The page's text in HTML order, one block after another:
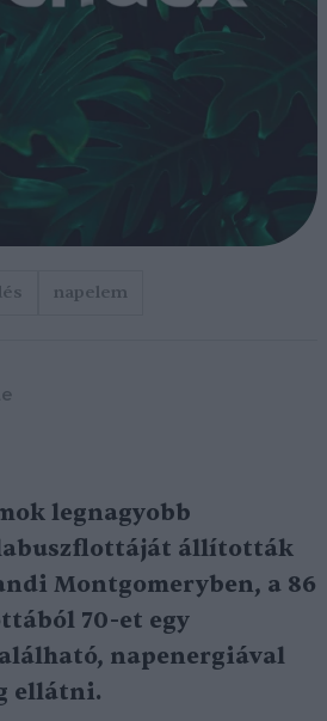
napelem
legnagyobb
állították
Montgomeryben, a 86
70-et egy
napenergiával
ellátni.